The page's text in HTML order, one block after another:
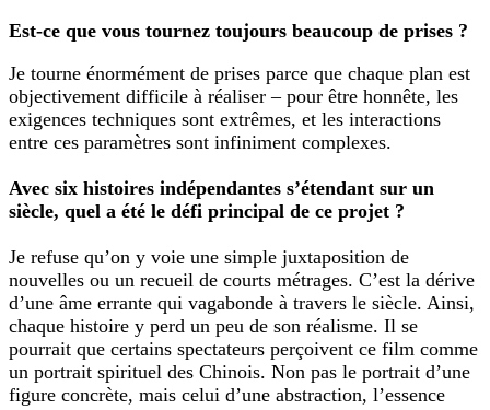
Est-ce que vous tournez toujours beaucoup de prises ?
Je tourne énormément de prises parce que chaque plan est
objectivement difficile à réaliser – pour être honnête, les
exigences techniques sont extrêmes, et les interactions
entre ces paramètres sont infiniment complexes.
Avec six histoires indépendantes s’étendant sur un
siècle, quel a été le défi principal de ce projet ?
Je refuse qu’on y voie une simple juxtaposition de
nouvelles ou un recueil de courts métrages. C’est la dérive
d’une âme errante qui vagabonde à travers le siècle. Ainsi,
chaque histoire y perd un peu de son réalisme. Il se
pourrait que certains spectateurs perçoivent ce film comme
un portrait spirituel des Chinois. Non pas le portrait d’une
figure concrète, mais celui d’une abstraction, l’essence